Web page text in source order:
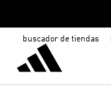
buscador de tiendas